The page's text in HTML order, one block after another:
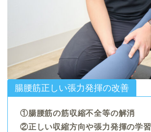
腸腰筋正しい張力発揮の改善
①腸腰筋の筋収縮不全等の解消
②正しい収縮方向や張力発揮の学習